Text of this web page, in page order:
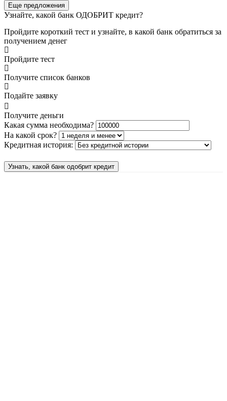
Еще предложения
Узнайте, какой банк ОДОБРИТ кредит?
Пройдите короткий тест и узнайте, в какой банк обратиться за
получением денег
Пройдите тест
Получите список банков
Подайте заявку
Получите деньги
Какая сумма необходима?
На какой срок?
Кредитная история:
Узнать, какой банк одобрит кредит